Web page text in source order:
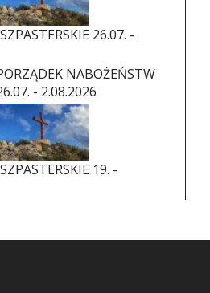
26.07. -
NABOŻEŃSTW
- 2.08.2026
19. -